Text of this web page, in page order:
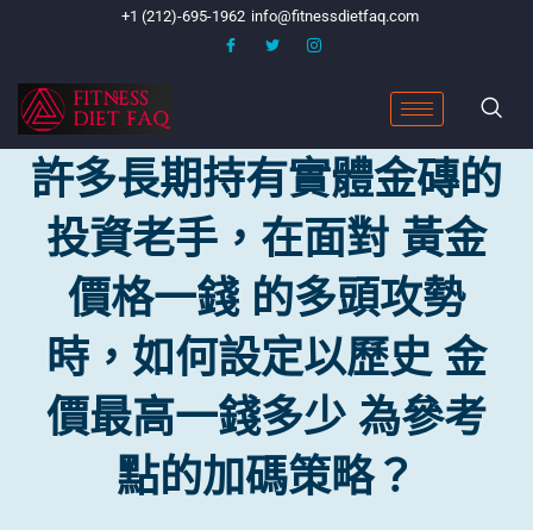
+1 (212)-695-1962 info@fitnessdietfaq.com
許多長期持有實體金磚的
投資老手，在面對 黃金
價格一錢 的多頭攻勢
時，如何設定以歷史 金
價最高一錢多少 為參考
點的加碼策略？